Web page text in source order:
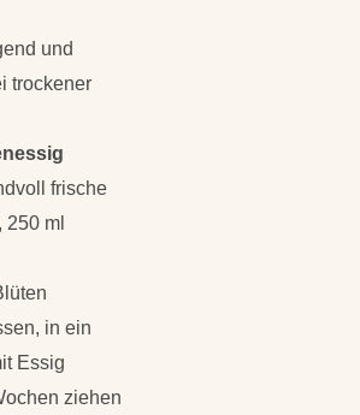
und
trockener
frische
250 ml
in ein
Essig
ziehen